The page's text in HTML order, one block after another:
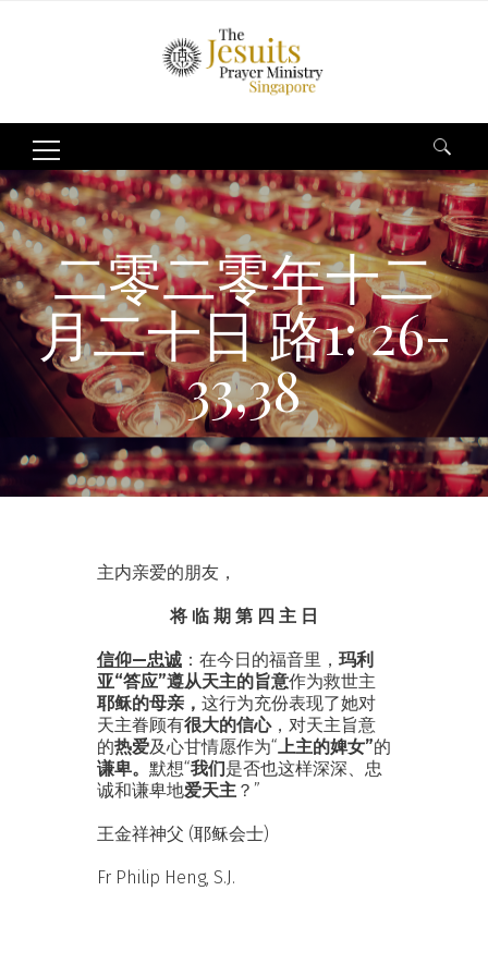
Search
for:
二零二零年十二
月二十日 路1: 26-
33,38
主内亲爱的朋友，
将 临 期 第 四 主 日
信仰—忠诚 ：在今日的福音里， 玛利
亚“答应”遵从天主的旨意作为救世主
耶稣的母亲， 这行为充份表现了她对
天主眷顾有很大的信心，对天主旨意
的热爱及心甘情愿作为“上主的婢女”的
谦卑。 默想“我们是否也这样深深、忠
诚和谦卑地爱天主 ？”
王金祥神父 (耶稣会士)
Fr Philip Heng, S.J.